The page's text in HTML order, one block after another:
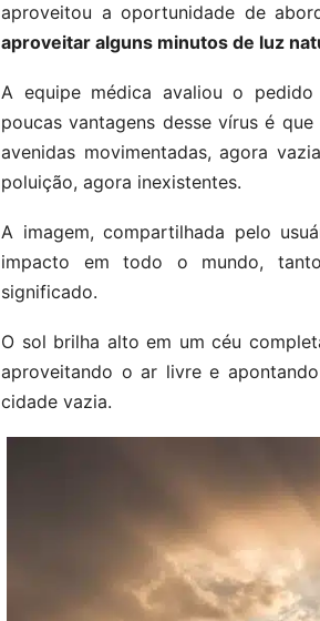
aproveitou a oportunidade de
aproveitar alguns minutos de luz
A equipe médica avaliou o
poucas vantagens desse vírus é
avenidas movimentadas, agora
poluição, agora inexistentes.
A imagem, compartilhada pelo
impacto em todo o mundo,
significado.
O sol brilha alto em um céu
aproveitando o ar livre e
cidade vazia.